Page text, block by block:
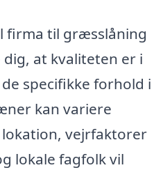
firma til græsslåning
at kvaliteten er i
specifikke forhold i
kan variere
vejrfaktorer
lokale fagfolk vil